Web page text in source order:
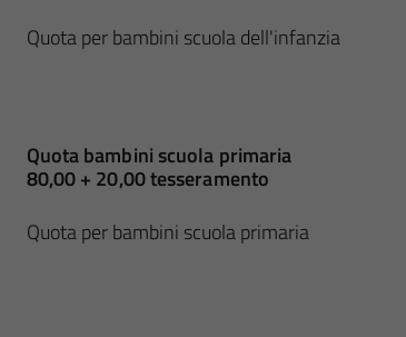
Quota per bambini scuola dell'infanzia
Quota bambini scuola primaria
80,00 + 20,00 tesseramento
Quota per bambini scuola primaria